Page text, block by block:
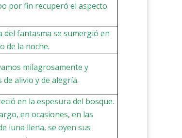
por fin recuperó el aspecto
del fantasma se sumergió en
de la noche.
milagrosamente y
de alivio y de alegría.
en la espesura del bosque.
en ocasiones, en las
luna llena, se oyen sus